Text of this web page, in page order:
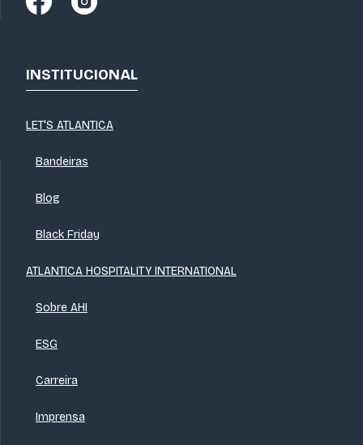
INSTITUCIONAL
LET'S ATLANTICA
Bandeiras
Blog
Black Friday
ATLANTICA HOSPITALITY INTERNATIONAL
Sobre AHI
ESG
Carreira
Imprensa